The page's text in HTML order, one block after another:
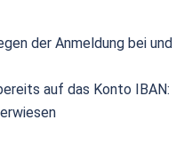
der Anmeldung bei und
auf das Konto IBAN: